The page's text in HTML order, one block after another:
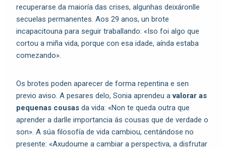
recuperarse da maioría das crises, algunhas deixáronlle
secuelas permanentes. Aos 29 anos, un brote
incapacitouna para seguir traballando: «Iso foi algo que
cortou a miña vida, porque con esa idade, aínda estaba
comezando».
Os brotes poden aparecer de forma repentina e sen
previo aviso. A pesares delo, Sonia aprendeu avalorar as
pequenas cousas da vida: «Non te queda outra que
aprender a darlle importancia ás cousas que de verdade o
son». A súa filosofía de vida cambiou, centándose no
presente: «Axudoume a cambiar a perspectiva, a disfrutar